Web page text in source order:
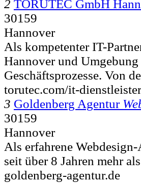
2 TORUTEC GmbH
30159
Hannover
Als kompetenter IT-
Hannover und
Geschäftsprozesse. Von
torutec.com/it-
3 Goldenberg Agentur
30159
Hannover
Als erfahrene
seit über 8 Jahren mehr
goldenberg-agentur.de